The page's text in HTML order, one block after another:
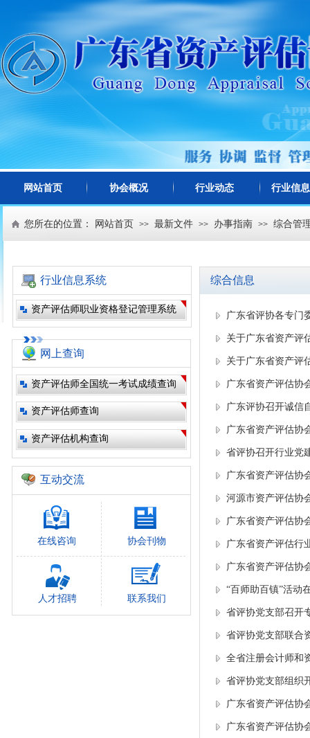
网站首页 协会概况 行业动态 行业信
您所在的位置： 网站首页 >> 最新文件 >> 办事指南 >> 综合管
综合信息
行业信息系统
广东省评协各专门
关于广东省资产评
关于广东省资产评
广东省资产评估协
广东评协召开诚信
广东省资产评估协
省评协召开行业党
广东省资产评估协
河源市资产评估协
广东省资产评估协
广东省资产评估行
广东省资产评估协
“百师助百镇”活动
省评协党支部召开
省评协党支部联合
全省注册会计师和
省评协党支部组织
广东省资产评估协
广东省资产评估协
资产评估师职业资格登记管理系统
网上查询
资产评估师全国统一考试成绩查询
资产评估师查询
资产评估机构查询
互动交流
在线咨询 协会刊物
联系我们
人才招聘